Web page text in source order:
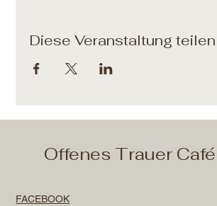
Diese Veranstaltung teilen
Offenes Trauer
FACEBOOK